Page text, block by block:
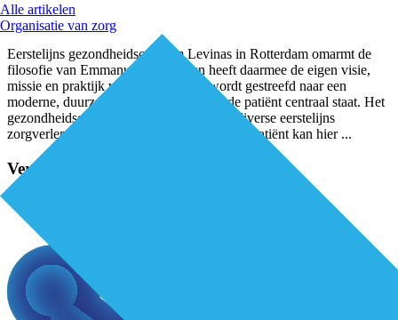
Alle artikelen
Organisatie van zorg
Eerstelijns gezondheidscentrum Levinas in Rotterdam omarmt de
filosofie van Emmanuel Levinas en heeft daarmee de eigen visie,
missie en praktijk vormgegeven. Er wordt gestreefd naar een
moderne, duurzame organisatie waarin de patiënt centraal staat. Het
gezondheidscentrum biedt onderdak aan diverse eerstelijns
zorgverleners. Van huisarts tot pedicure, de patiënt kan hier ...
Verder lezen?